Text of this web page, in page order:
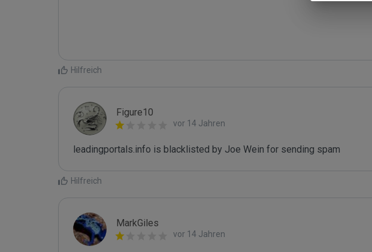
Hilfreich
Figure10
vor 14 Jahren
leadingportals.info is blacklisted by Joe Wein for sending spam
Hilfreich
MarkGiles
vor 14 Jahren